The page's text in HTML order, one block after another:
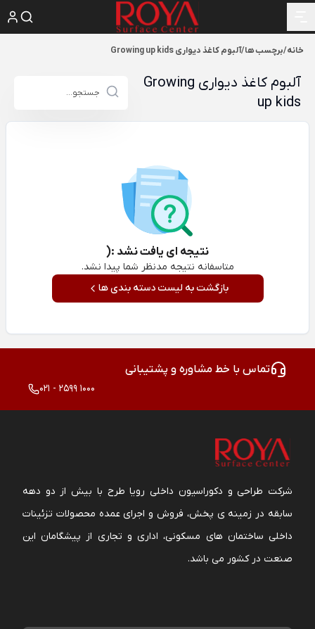
خانه/برچسب ها/آلبوم کاغذ دیواری Growing up kids
آلبوم کاغذ دیواری Growing
up kids
نتیجه ای یافت نشد :(
متاسفانه نتیجه مدنظر شما پیدا نشد.
بازگشت به لیست دسته بندی ها
تماس با خط مشاوره و پشتیبانی
021 - 2599 1000
شرکت طراحی و دکوراسیون داخلی رویا طرح با بیش از دو دهه
سابقه در زمینه ی پخش، فروش و اجرای عمده محصولات تزئینات
داخلی ساختمان های مسکونی، اداری و تجاری از پیشگامان این
صنعت در کشور می باشد.